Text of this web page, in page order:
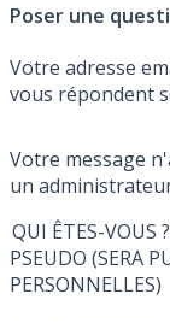
Poser une
Votre adresse
vous répondent
Votre message
un
QUI ÊTES-VOUS ?
PSEUDO (SERA
PERSONNELLES)